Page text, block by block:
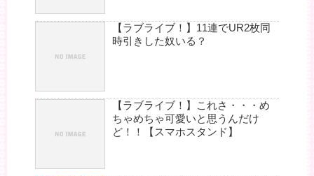
【ラブライブ！】11連でUR2枚同
時引きした奴いる？
【ラブライブ！】これさ・・・め
ちゃめちゃ可愛いと思うんだけ
ど！！【スマホスタンド】